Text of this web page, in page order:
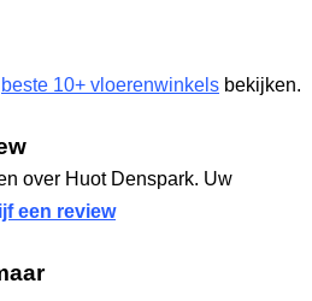
beste 10+ vloerenwinkels bekijken.
over Huot Denspark. Uw
een review